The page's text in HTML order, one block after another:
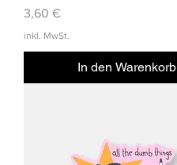
Preis
3,60 €
inkl. MwSt.
In den Warenkorb